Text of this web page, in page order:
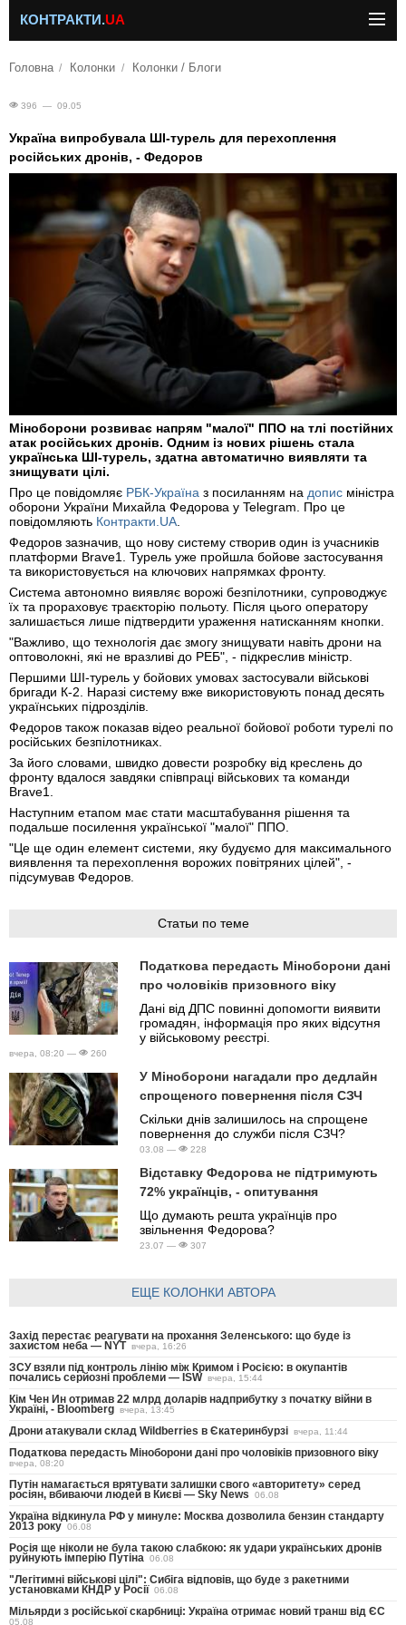
КОНТРАКТИ.UA
Головна Колонки Колонки / Блоги
396 — 09.05
Україна випробувала ШІ-турель для перехоплення
російських дронів, - Федоров
Міноборони розвиває напрям "малої" ППО на тлі постійних
атак російських дронів. Одним із нових рішень стала
українська ШІ-турель, здатна автоматично виявляти та
знищувати цілі.
Про це повідомляє РБК-Україна з посиланням на допис міністра
оборони України Михайла Федорова у Telegram. Про це
повідомляють Контракти.UA.
Федоров зазначив, що нову систему створив один із учасників
платформи Brave1. Турель уже пройшла бойове застосування
та використовується на ключових напрямках фронту.
Система автономно виявляє ворожі безпілотники, супроводжує
їх та прораховує траєкторію польоту. Після цього оператору
залишається лише підтвердити ураження натисканням кнопки.
"Важливо, що технологія дає змогу знищувати навіть дрони на
оптоволокні, які не вразливі до РЕБ", - підкреслив міністр.
Першими ШІ-турель у бойових умовах застосували військові
бригади К-2. Наразі систему вже використовують понад десять
українських підрозділів.
Федоров також показав відео реальної бойової роботи турелі по
російських безпілотниках.
За його словами, швидко довести розробку від креслень до
фронту вдалося завдяки співпраці військових та команди
Brave1.
Наступним етапом має стати масштабування рішення та
подальше посилення української "малої" ППО.
"Це ще один елемент системи, яку будуємо для максимального
виявлення та перехоплення ворожих повітряних цілей", -
підсумував Федоров.
Статьи по теме
Податкова передасть Міноборони дані
про чоловіків призовного віку
Дані від ДПС повинні допомогти виявити
громадян, інформація про яких відсутня
у військовому реєстрі.
вчера, 08:20 — 260
У Міноборони нагадали про дедлайн
спрощеного повернення після СЗЧ
Скільки днів залишилось на спрощене
повернення до служби після СЗЧ?
03.08 — 228
Відставку Федорова не підтримують
72% українців, - опитування
Що думають решта українців про
звільнення Федорова?
23.07 — 307
ЕЩЕ КОЛОНКИ АВТОРА
Захід перестає реагувати на прохання Зеленського: що буде із
захистом неба — NYT вчера, 16:26
ЗСУ взяли під контроль лінію між Кримом і Росією: в окупантів
почались серйозні проблеми — ISW вчера, 15:44
Кім Чен Ин отримав 22 млрд доларів надприбутку з початку війни в
Україні, - Bloomberg вчера, 13:45
Дрони атакували склад Wildberries в Єкатеринбурзі вчера, 11:44
Податкова передасть Міноборони дані про чоловіків призовного віку
вчера, 08:20
Путін намагається врятувати залишки свого «авторитету» серед
росіян, вбиваючи людей в Києві — Sky News 06.08
Україна відкинула РФ у минуле: Москва дозволила бензин стандарту
2013 року 06.08
Росія ще ніколи не була такою слабкою: як удари українських дронів
руйнують імперію Путіна 06.08
"Легітимні військові цілі": Сибіга відповів, що буде з ракетними
установками КНДР у Росії 06.08
Мільярди з російської скарбниці: Україна отримає новий транш від ЄС
05.08